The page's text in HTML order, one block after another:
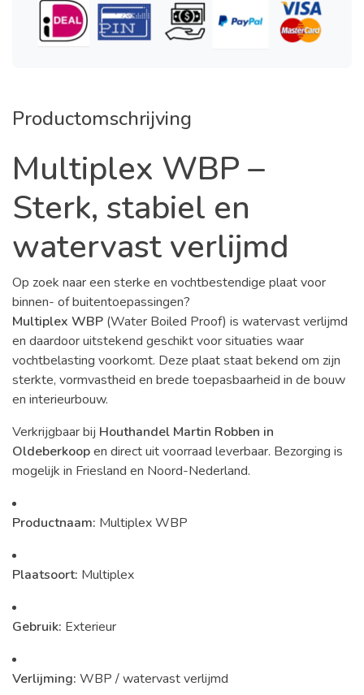
Productomschrijving
Multiplex WBP –
Sterk, stabiel en
watervast verlijmd
Op zoek naar een sterke en vochtbestendige plaat voor
binnen- of buitentoepassingen?
Multiplex WBP (Water Boiled Proof) is watervast verlijmd
en daardoor uitstekend geschikt voor situaties waar
vochtbelasting voorkomt. Deze plaat staat bekend om zijn
sterkte, vormvastheid en brede toepasbaarheid in de bouw
en interieurbouw.
Verkrijgbaar bij Houthandel Martin Robben in
Oldeberkoopen direct uit voorraad leverbaar. Bezorging is
mogelijk in Friesland en Noord-Nederland.
Productnaam: Multiplex WBP
Plaatsoort: Multiplex
Gebruik: Exterieur
Verlijming: WBP / watervast verlijmd